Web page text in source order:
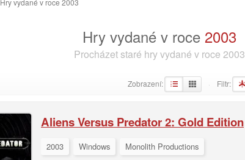
Hry vydané v roce 2003
Hry vydané v roce 2003
Procházet staré hry vydané v roce 2003
Zobrazení: · Filtr:
Aliens Versus Predator 2: Gold Edition
2003 Windows
Monolith Productions